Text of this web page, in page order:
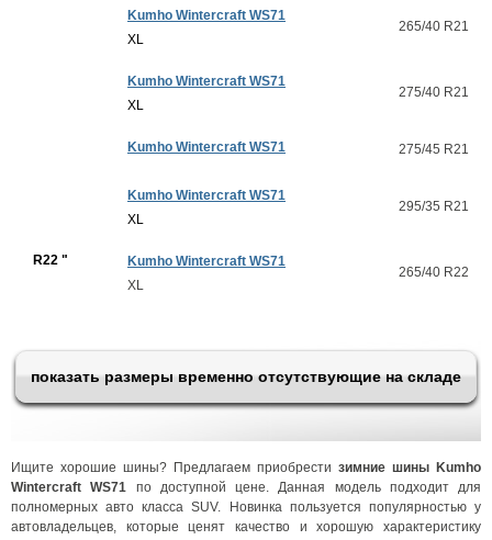
Kumho Wintercraft WS71
XL
265/40 R21
Kumho Wintercraft WS71
XL
275/40 R21
Kumho Wintercraft WS71 275/45 R21
Kumho Wintercraft WS71
XL
295/35 R21
R22 "
Kumho Wintercraft WS71
XL
265/40 R22
показать размеры временно отсутствующие на складе
Ищите хорошие шины? Предлагаем приобрести зимние шины Kumho
Wintercraft WS71 по доступной цене. Данная модель подходит для
полномерных авто класса SUV. Новинка пользуется популярностью у
автовладельцев, которые ценят качество и хорошую характеристику